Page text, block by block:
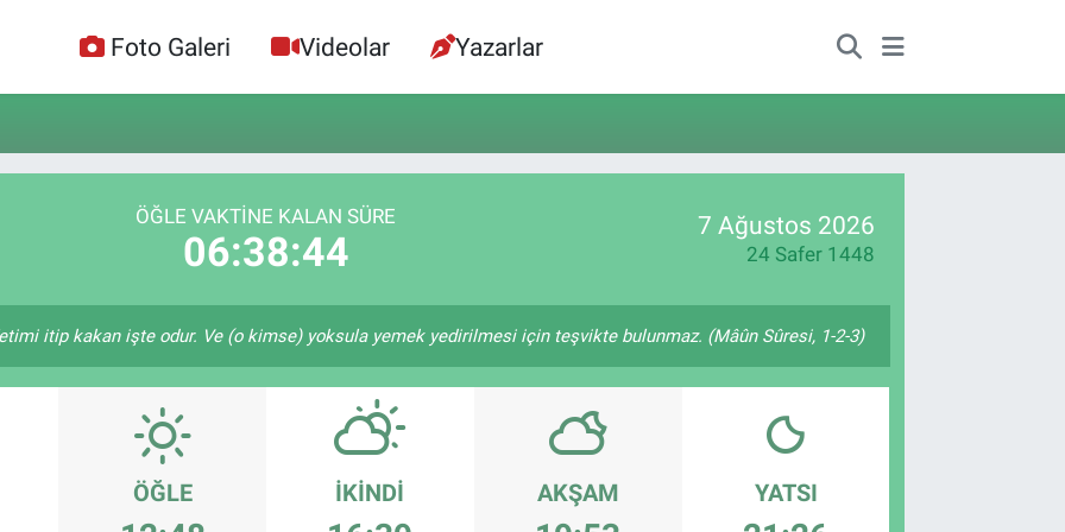
Foto Galeri Videolar Yazarlar
ÖĞLE VAKTİNE KALAN SÜRE
06:38:43
7 Ağustos 2026
24 Safer 1448
itip kakan işte odur. Ve (o kimse) yoksula yemek yedirilmesi için teşvikte bulunmaz. (Mâûn Sûresi, 1-2-3)
ÖĞLE İKINDI AKŞAM YATSI